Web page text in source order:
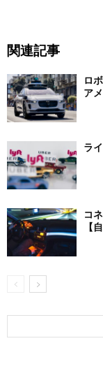
関連記事
ロ
ア
ラ
コ
【